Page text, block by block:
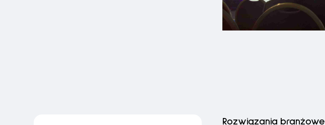
Rozwiązania branżowe